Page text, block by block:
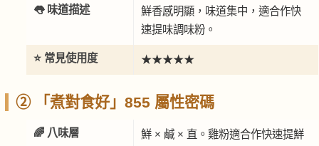
👅 味道描述
鮮香感明顯，味道集中，適合作快
速提味調味粉。
⭐ 常見使用度 ★★★★★
② 「煮對食好」855 屬性密碼
🌈 八味層
鮮 × 鹹 × 直。雞粉適合作快速提鮮